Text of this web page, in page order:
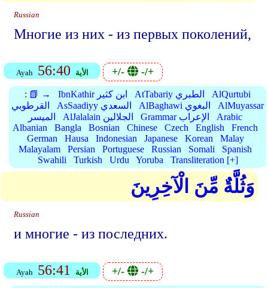
Russian
Многие из них - из первых поколений,
Ayah 56:40 الأية +/- -/+
: 📗 → IbnKathir ابن كثير AtTabariy الطبري
AlQurtubi
القرطوبي
AsSaadiyy السعدي AlBaghawi البغوي
AlMuyassar
الميسر
AlJalalain الجلالين Grammar الإعراب
Arabic
Albanian
Bangla Bosnian Chinese Czech English
French
German
Hausa Indonesian Japanese Korean
Malay
Malayalam
Persian Portuguese Russian Somali
Spanish
Swahili
Turkish Urdu Yoruba Transliteration [+]
وَثُلَّةٌ مِّنَ الْآخِرِينَ
Russian
и многие - из последних.
Ayah 56:41 الأية +/- -/+